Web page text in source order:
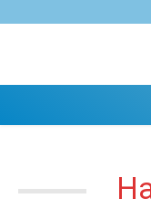
Vie